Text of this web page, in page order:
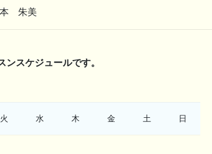
本 朱美
スケジュールです。
火 水 木 金 土 日